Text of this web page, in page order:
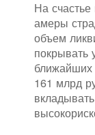
На
амеры
объем
покрывать
ближайших
161 млрд